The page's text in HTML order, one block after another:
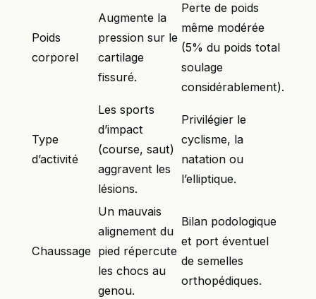
Poids
corporel
Augmente la
pression sur le
cartilage
fissuré.
Perte de poids
même modérée
(5% du poids total
soulage
considérablement).
Type
d’activité
Les sports
d’impact
(course, saut)
aggravent les
lésions.
Privilégier le
cyclisme, la
natation ou
l’elliptique.
Chaussage
Un mauvais
alignement du
pied répercute
les chocs au
genou.
Bilan podologique
et port éventuel
de semelles
orthopédiques.